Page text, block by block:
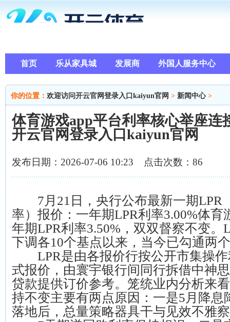
首页 乐从家具城 发展商 外国人服务中心
你的位置： 欢迎访问开云官网登录入口kaiyun官网 > 新闻中心>
体育游戏app平台利率核心举座连
开云官网登录入口kaiyun官网
发布日期：2026-07-06 10:23 点击次数：86
7月21日，央行公布最新一期LPR
率）报价：一年期LPR利率3.00%体育
年期LPR利率3.50%，双双督察不变。
下调各10个基点以来，当今已勾通两
LPR是由各报价行按公开市集操作
式报价，由寰宇银行间同行拆借中神
贷款提供订价参考。笼统业内分析来
持不变主要有两点原因：一是5月降息
落地后，总量策略器具干与见效不雅